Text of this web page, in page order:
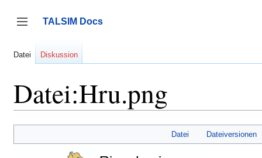
springen
Seitenleiste umschalten
TALSIM Docs
Datei Diskussion
Datei:Hru.png
Datei Dateiversionen